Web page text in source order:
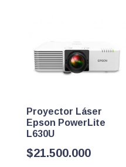
Proyector Láser
Epson PowerLite
L630U
$21.500.000